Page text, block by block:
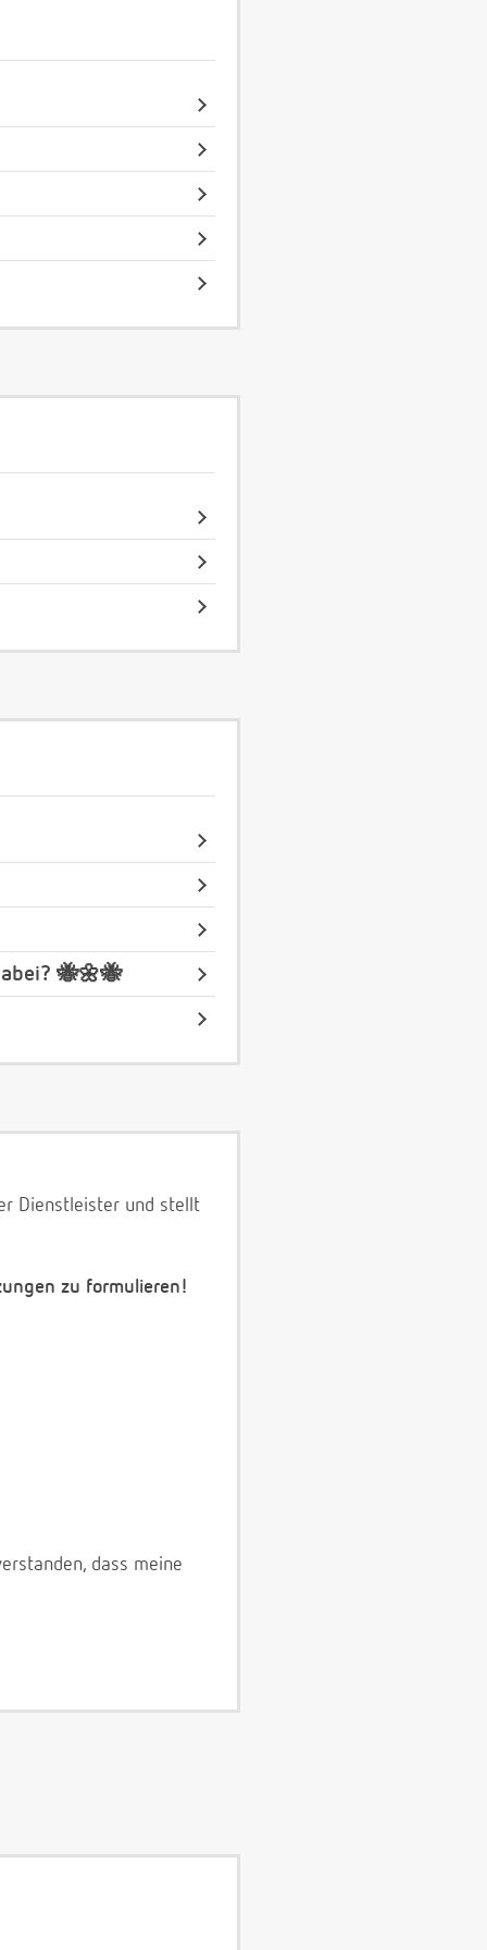
🐝🌼🐝
Dienstleister und stellt
zu formulieren!
dass meine